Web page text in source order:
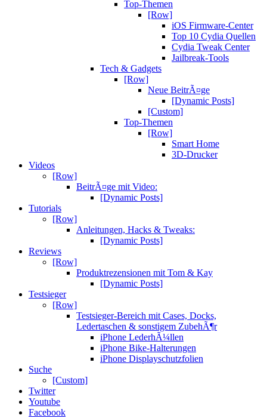
Top-Themen
[Row]
iOS Firmware-Center
Top 10 Cydia Quellen
Cydia Tweak Center
Jailbreak-Tools
Tech & Gadgets
[Row]
Neue BeitrÃ¤ge
[Dynamic Posts]
[Custom]
Top-Themen
[Row]
Smart Home
3D-Drucker
Videos
[Row]
BeitrÃ¤ge mit Video:
[Dynamic Posts]
Tutorials
[Row]
Anleitungen, Hacks & Tweaks:
[Dynamic Posts]
Reviews
[Row]
Produktrezensionen mit Tom & Kay
[Dynamic Posts]
Testsieger
[Row]
Testsieger-Bereich mit Cases, Docks,
Ledertaschen & sonstigem ZubehÃ¶r
iPhone LederhÃ¼llen
iPhone Bike-Halterungen
iPhone Displayschutzfolien
Suche
[Custom]
Twitter
Youtube
Facebook